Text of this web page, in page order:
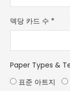
덱당 카드 수 *
Paper Types &
표준 아트지